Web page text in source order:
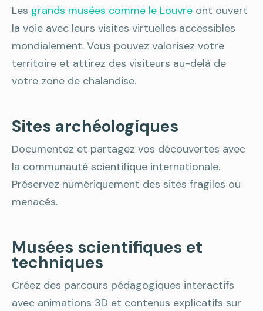
Les grands musées comme le Louvre ont ouvert
la voie avec leurs visites virtuelles accessibles
mondialement. Vous pouvez valorisez votre
territoire et attirez des visiteurs au-delà de
votre zone de chalandise.
Sites archéologiques
Documentez et partagez vos découvertes avec
la communauté scientifique internationale.
Préservez numériquement des sites fragiles ou
menacés.
Musées scientifiques et
techniques
Créez des parcours pédagogiques interactifs
avec animations 3D et contenus explicatifs sur